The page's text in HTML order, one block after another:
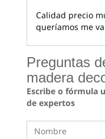
Calidad precio
queríamos me
Preguntas
madera
Escribe o fórmula
de expertos